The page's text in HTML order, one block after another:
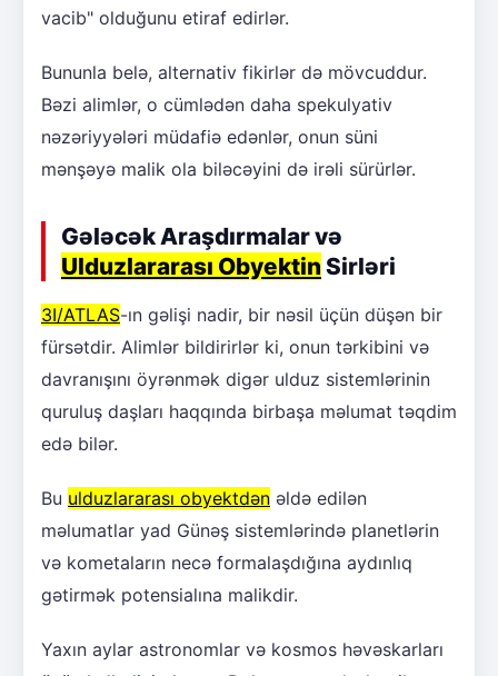
vacib" olduğunu etiraf edirlər.
Bununla belə, alternativ fikirlər də mövcuddur.
Bəzi alimlər, o cümlədən daha spekulyativ
nəzəriyyələri müdafiə edənlər, onun süni
mənşəyə malik ola biləcəyini də irəli sürürlər.
Gələcək Araşdırmalar və
Ulduzlararası Obyektin Sirləri
3I/ATLAS-ın gəlişi nadir, bir nəsil üçün düşən bir
fürsətdir. Alimlər bildirirlər ki, onun tərkibini və
davranışını öyrənmək digər ulduz sistemlərinin
quruluş daşları haqqında birbaşa məlumat təqdim
edə bilər.
Bu ulduzlararası obyektdən əldə edilən
məlumatlar yad Günəş sistemlərində planetlərin
və kometaların necə formalaşdığına aydınlıq
gətirmək potensialına malikdir.
Yaxın aylar astronomlar və kosmos həvəskarları